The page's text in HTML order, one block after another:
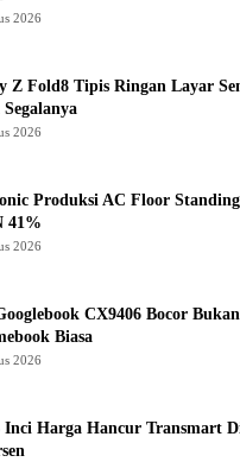
2026
Z Fold8 Tipis Ringan Layar
2026
Produksi AC Floor
41%
2026
CX9406 Bocor Bukan
Biasa
2026
Inci Harga Hancur Transmart